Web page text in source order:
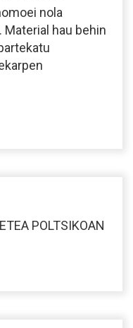
nola
hau behin
POLTSIKOAN